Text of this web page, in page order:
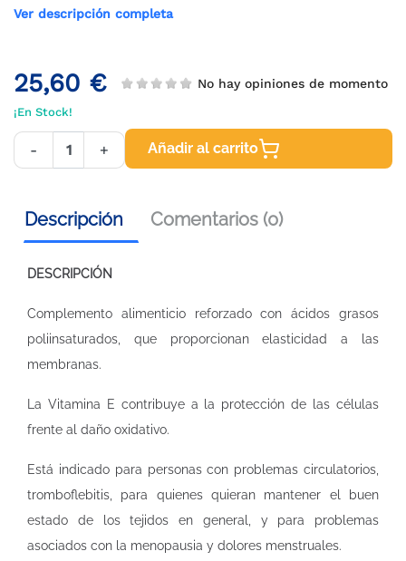
Ver descripción completa
25,60 € No hay opiniones de momento
¡En Stock!
- + Añadir al carrito
Descripción Comentarios (0)
DESCRIPCIÓN
Complemento alimenticio reforzado con ácidos grasos
poliinsaturados, que proporcionan elasticidad a las
membranas.
La Vitamina E contribuye a la protección de las células
frente al daño oxidativo.
Está indicado para personas con problemas circulatorios,
tromboflebitis, para quienes quieran mantener el buen
estado de los tejidos en general, y para problemas
asociados con la menopausia y dolores menstruales.